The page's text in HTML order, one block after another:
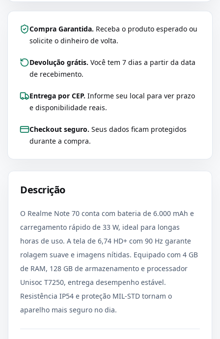
Compra Garantida. Receba o produto esperado ou
solicite o dinheiro de volta.
Devolução grátis. Você tem 7 dias a partir da data
de recebimento.
Entrega por CEP. Informe seu local para ver prazo
e disponibilidade reais.
Checkout seguro. Seus dados ficam protegidos
durante a compra.
Descrição
O Realme Note 70 conta com bateria de 6.000 mAh e
carregamento rápido de 33 W, ideal para longas
horas de uso. A tela de 6,74 HD+ com 90 Hz garante
rolagem suave e imagens nítidas. Equipado com 4 GB
de RAM, 128 GB de armazenamento e processador
Unisoc T7250, entrega desempenho estável.
Resistência IP54 e proteção MIL-STD tornam o
aparelho mais seguro no dia.